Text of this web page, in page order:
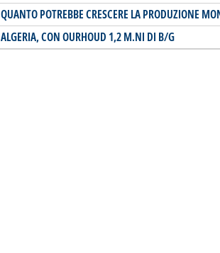
QUANTO POTREBBE CRESCERE LA PRODUZIONE
ALGERIA, CON OURHOUD 1,2 M.NI DI B/G